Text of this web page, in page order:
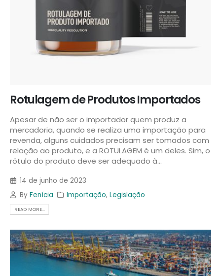
Rotulagem de Produtos Importados
Apesar de não ser o importador quem produz a
mercadoria, quando se realiza uma importação para
revenda, alguns cuidados precisam ser tomados com
relação ao produto, e a ROTULAGEM é um deles. Sim, o
rótulo do produto deve ser adequado à...
14 de junho de 2023
By Fenícia Importação, Legislação
READ MORE...